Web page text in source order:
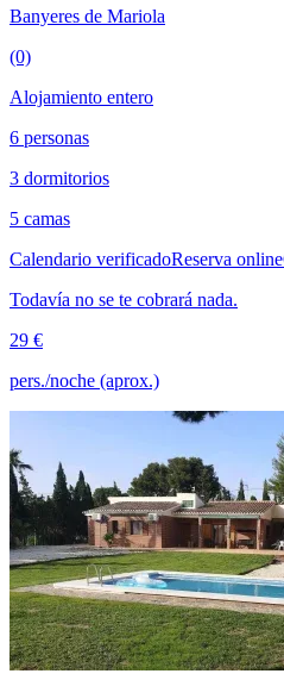
Banyeres de Mariola
(0)
Alojamiento entero
6 personas
3 dormitorios
5 camas
Calendario verificadoReserva online
Todavía no se te cobrará nada.
29 €
pers./noche (aprox.)